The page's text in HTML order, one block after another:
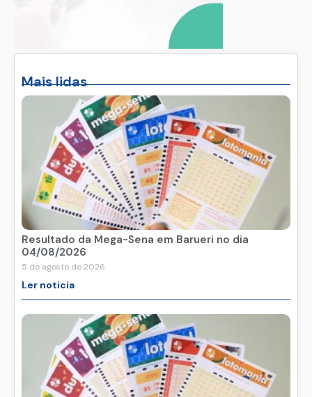
Mais lidas
Resultado da Mega-Sena em Barueri no dia
04/08/2026
5 de agosto de 2026
Ler noticia